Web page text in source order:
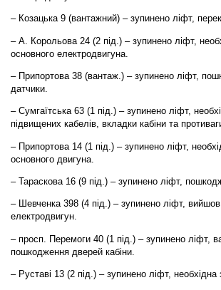
– Козацька 9 (вантажний) – зупинено ліфт,
– А. Корольова 24 (2 під.) – зупинено ліфт,
основного електродвигуна.
– Припортова 38 (вантаж.) – зупинено ліфт,
датчики.
– Сумгаїтська 63 (1 під.) – зупинено ліфт,
підвищених кабелів, вкладки кабіни та
– Припортова 14 (1 під.) – зупинено ліфт,
основного двигуна.
– Тараскова 16 (9 під.) – зупинено ліфт,
– Шевченка 398 (4 під.) – зупинено ліфт,
електродвигун.
– просп. Перемоги 40 (1 під.) – зупинено ліфт,
пошкодження дверей кабіни.
– Руставі 13 (2 під.) – зупинено ліфт, необхідна